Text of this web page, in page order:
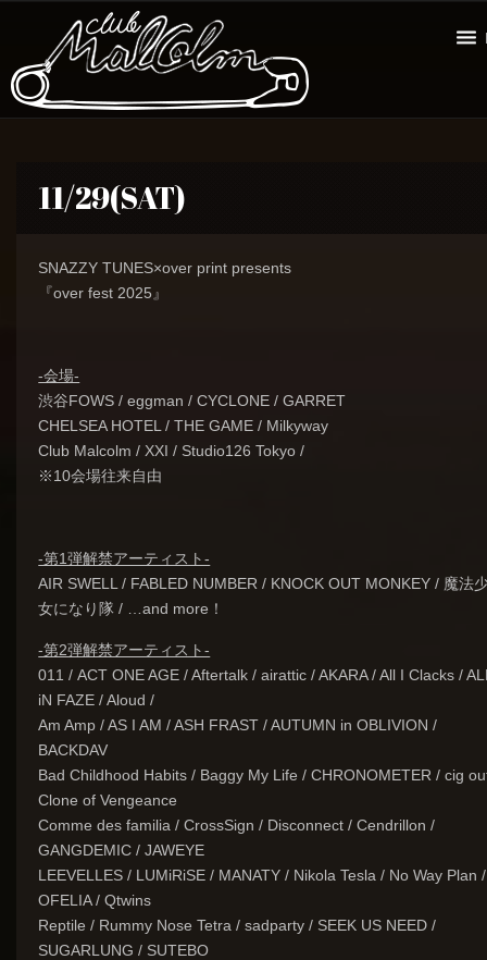
11/29(SAT)
SNAZZY TUNES×over print presents
『over fest 2025』
-会場-
渋谷FOWS / eggman / CYCLONE / GARRET
CHELSEA HOTEL / THE GAME / Milkyway
Club Malcolm / XXI / Studio126 Tokyo /
※10会場往来自由
-第1弾解禁アーティスト-
AIR SWELL / FABLED NUMBER / KNOCK OUT MONKEY / 魔法
女になり隊 / …and more！
-第2弾解禁アーティスト-
011 / ACT ONE AGE / Aftertalk / airattic / AKARA / All I Clacks /
iN FAZE / Aloud /
Am Amp / AS I AM / ASH FRAST / AUTUMN in OBLIVION /
BACKDAV
Bad Childhood Habits / Baggy My Life / CHRONOMETER / cig
Clone of Vengeance
Comme des familia / CrossSign / Disconnect / Cendrillon /
GANGDEMIC / JAWEYE
LEEVELLES / LUMiRiSE / MANATY / Nikola Tesla / No Way Plan /
OFELIA / Qtwins
Reptile / Rummy Nose Tetra / sadparty / SEEK US NEED /
SUGARLUNG / SUTEBO